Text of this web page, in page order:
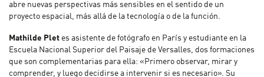
abre nuevas perspectivas más sensibles en el sentido de un
proyecto espacial, más allá de la tecnología o de la función.
Mathilde Plet es asistente de fotógrafo en París y estudiante en la
Escuela Nacional Superior del Paisaje de Versalles, dos formaciones
que son complementarias para ella: «Primero observar, mirar y
comprender, y luego decidirse a intervenir si es necesario». Su